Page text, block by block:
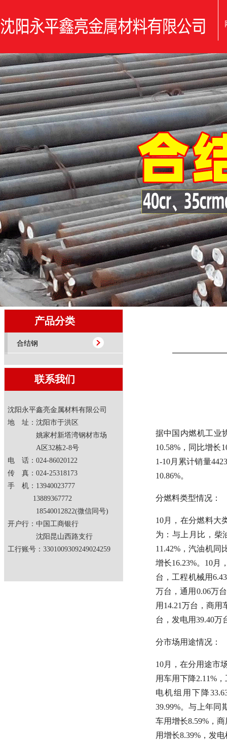
产品分类
合结钢
联系我们
沈阳永平鑫亮金属材料有限公司
地 址：沈阳市于洪区
姚家村新塔湾钢材市场
A区32栋2-8号
电 话：024-86020122
传 真：024-25318173
手 机：13940023777
13889367772
18540012822(微信同号)
开户行：中国工商银行
沈阳昆山西路支行
工行账号：3301009309249024259
据中国内燃机工业
10.58%，同比增长
1-10月累计销量
10.86%。
分燃料类型情况：
10月，在分燃料大
为：与上月比，柴
11.42%，汽油机同
增长16.23%。10月
台，工程机械用
万台，通用0.06万
用14.21万台，商用
台，发电用39.40万
分市场用途情况：
10月，在分用途市
用车用下降2.11%
电机组用下降
39.99%。与上年
车用增长8.59%，
用增长8.39%，发